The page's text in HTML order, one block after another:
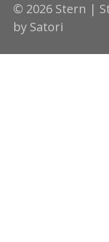
© 2026 Stern |
by Satori